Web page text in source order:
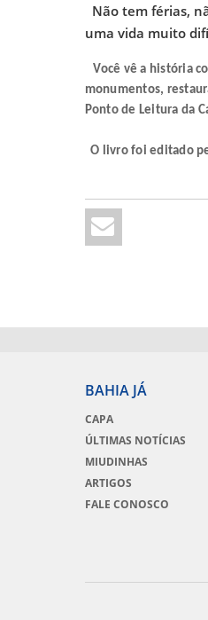
Não tem férias,
uma vida muito
Você vê a história
monumentos,
Ponto de Leitura da
O livro foi editado
BAHIA JÁ
CAPA
ÚLTIMAS NOTÍCIAS
MIUDINHAS
ARTIGOS
FALE CONOSCO